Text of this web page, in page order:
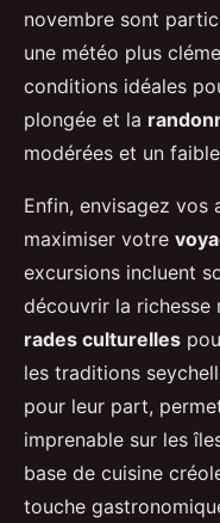
novembre sont
une météo plus
conditions idéales
plongée et la
modérées et un
Enfin, envisagez
maximiser votre
excursions incluent
découvrir la richesse
rades culturelles
les traditions
pour leur part,
imprenable sur les
base de cuisine
touche